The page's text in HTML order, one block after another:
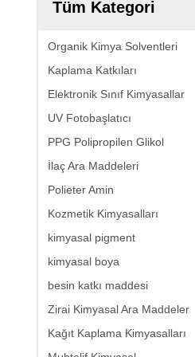
Tüm Kategori
Organik Kimya Solventleri
Kaplama Katkıları
Elektronik Sınıf Kimyasallar
UV Fotobaşlatıcı
PPG Polipropilen Glikol
İlaç Ara Maddeleri
Polieter Amin
Kozmetik Kimyasalları
kimyasal pigment
kimyasal boya
besin katkı maddesi
Zirai Kimyasal Ara Maddeler
Kağıt Kaplama Kimyasalları